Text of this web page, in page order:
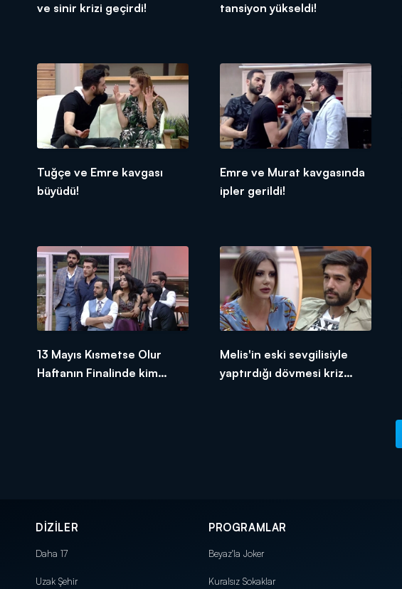
ve sinir krizi geçirdi!
tansiyon yükseldi!
Tuğçe ve Emre kavgası
büyüdü!
Emre ve Murat kavgasında
ipler gerildi!
13 Mayıs Kısmetse Olur
Haftanın Finalinde kim
Melis'in eski sevgilisiyle
yaptırdığı dövmesi kriz
DİZİLER
Daha 17
Uzak Şehir
PROGRAMLAR
Beyaz'la Joker
Kuralsız Sokaklar